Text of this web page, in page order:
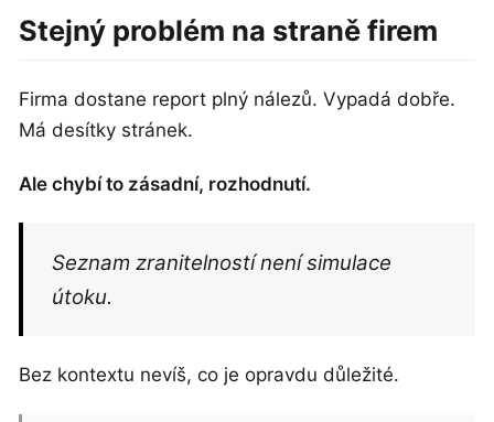
Stejný problém na straně firem
Firma dostane report plný nálezů. Vypadá dobře.
Má desítky stránek.
Ale chybí to zásadní, rozhodnutí.
Seznam zranitelností není simulace
útoku.
Bez kontextu nevíš, co je opravdu důležité.